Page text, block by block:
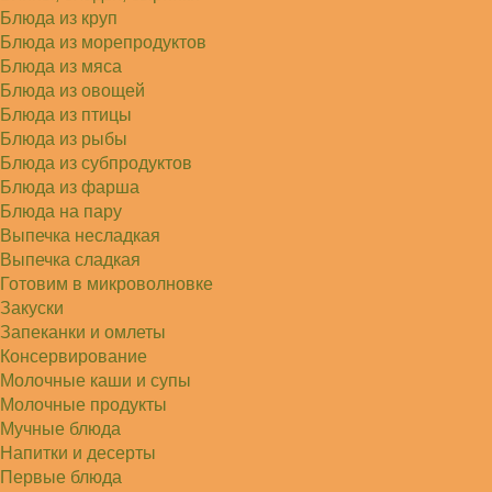
Блюда из круп
Блюда из морепродуктов
Блюда из мяса
Блюда из овощей
Блюда из птицы
Блюда из рыбы
Блюда из субпродуктов
Блюда из фарша
Блюда на пару
Выпечка несладкая
Выпечка сладкая
Готовим в микроволновке
Закуски
Запеканки и омлеты
Консервирование
Молочные каши и супы
Молочные продукты
Мучные блюда
Напитки и десерты
Первые блюда